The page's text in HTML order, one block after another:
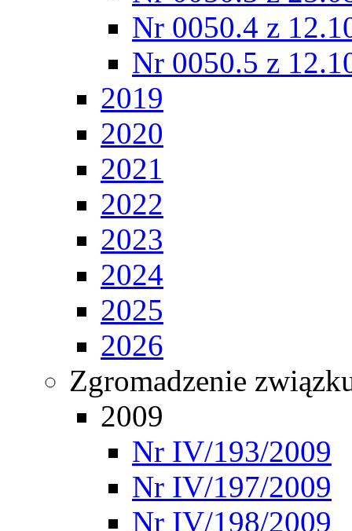
Nr 0050.4 z
Nr 0050.5 z
2019
2020
2021
2022
2023
2024
2025
2026
Zgromadzenie
2009
Nr IV/193/2009
Nr IV/197/2009
Nr IV/198/2009